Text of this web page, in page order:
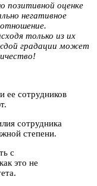
позитивной оценке
негативное
только из их
градации может
ее сотрудников
сотрудника
степени.
с
это не